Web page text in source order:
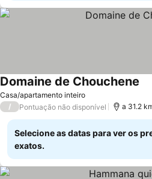
Casa/apartamento inteiro
Domaine de Chouchene
/ Pontuação não disponível a 31.2
Selecione as datas para ver os
exatos.